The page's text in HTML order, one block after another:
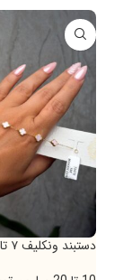
دستبند ونکلیف ۷ تایی صورتی